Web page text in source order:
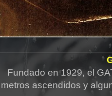
Fundado en 1929, el
metros ascendidos y